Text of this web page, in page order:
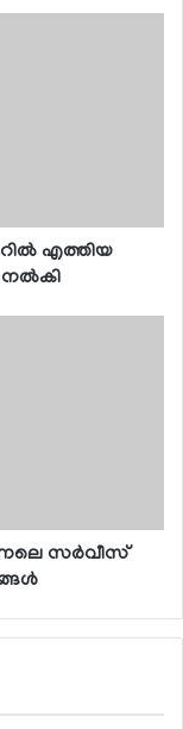
എത്തിയ
നല്‍കി
സര്‍വീസ്